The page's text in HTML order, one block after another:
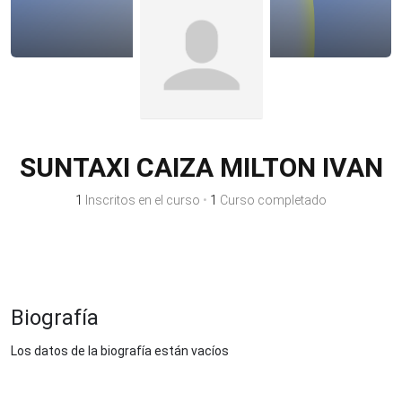
SUNTAXI CAIZA MILTON IVAN
1 Inscritos en el curso • 1 Curso completado
Biografía
Los datos de la biografía están vacíos